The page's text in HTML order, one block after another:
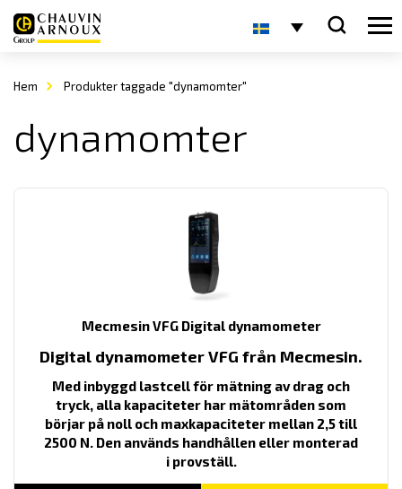
Hem Produkter taggade "dynamomter"
dynamomter
Mecmesin VFG Digital dynamometer
Digital dynamometer VFG från Mecmesin.
Med inbyggd lastcell för mätning av drag och
tryck, alla kapaciteter har mätområden som
börjar på noll och maxkapaciteter mellan 2,5 till
2500 N. Den används handhållen eller monterad
i provställ.